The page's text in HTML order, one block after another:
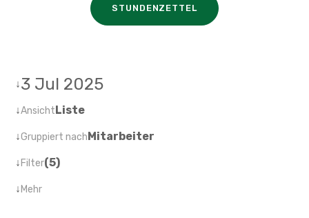
STUNDENZETTEL
↓3 Jul 2025
↓AnsichtListe
↓Gruppiert nachMitarbeiter
↓Filter(5)
↓Mehr